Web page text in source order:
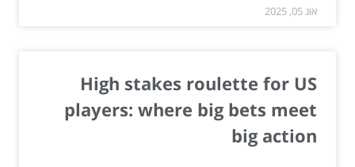
אוג 05, 2025
High stakes roulette for US
players: where big bets meet
big action